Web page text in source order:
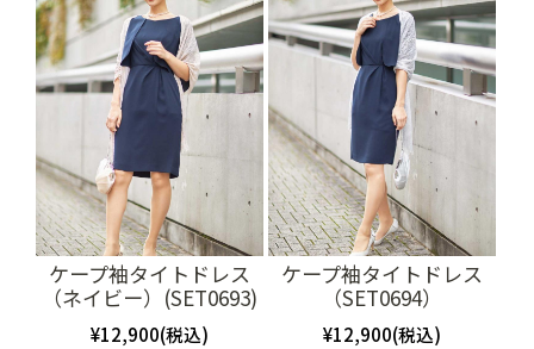
ケープ袖タイトドレス
（ネイビー）(SET0693)
¥12,900(税込)
ケープ袖タイトドレス
（SET0694）
¥12,900(税込)